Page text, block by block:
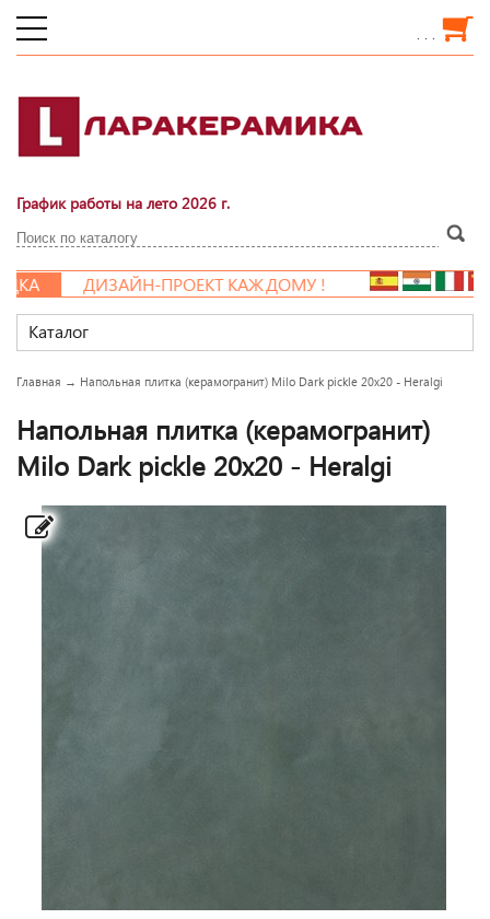
. . .
График работы на лето 2026 г.
ДИЗАЙН-ПРОЕКТ КАЖДОМУ !
Каталог
Главная → Напольная плитка (керамогранит) Milo Dark pickle 20x20 - Heralgi
Напольная плитка (керамогранит)
Milo Dark pickle 20x20 - Heralgi